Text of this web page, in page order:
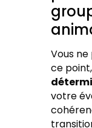
Vous
ce
votre